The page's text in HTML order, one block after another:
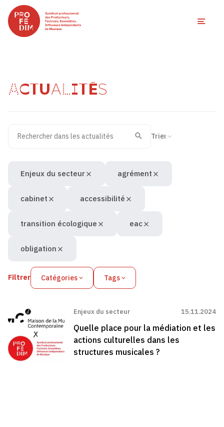
ACTUALITÉS
Recherche
Valider
Filtrer Catégories Tags
Enjeux du secteur agrément
cabinet accessibilité
transition écologique eac
obligation
Enjeux du secteur 15.11.2024
Quelle place pour la médiation et les
actions culturelles dans les
structures musicales ?